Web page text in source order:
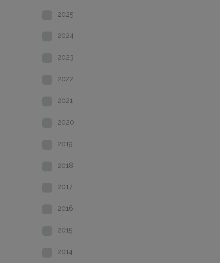
2025
2024
2023
2022
2021
2020
2019
2018
2017
2016
2015
2014